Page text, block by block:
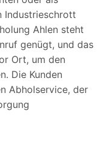
Industrieschrott
Ahlen steht
genügt, und das
Ort, um den
Die Kunden
Abholservice, der